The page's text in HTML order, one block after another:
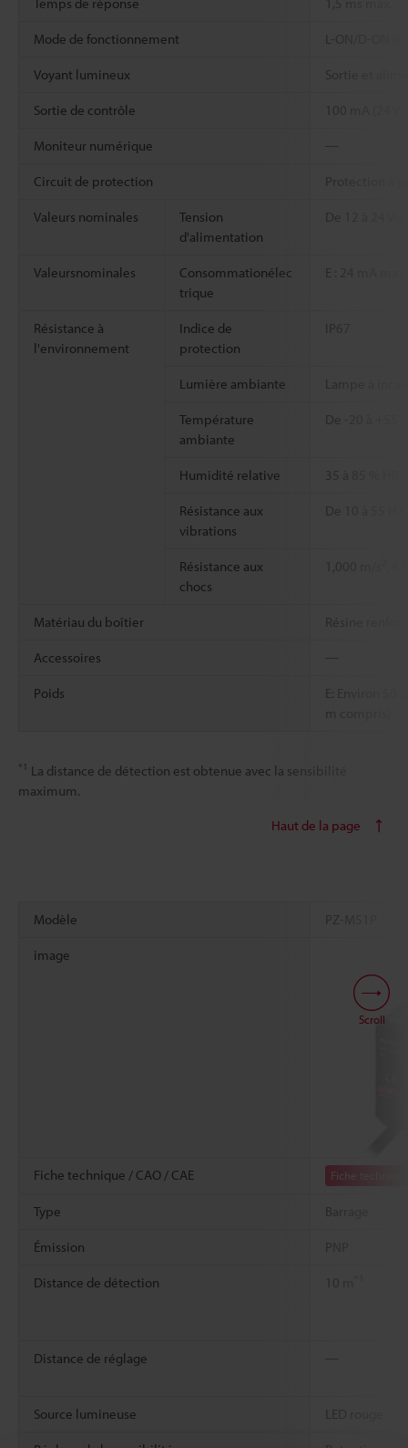
Mode de fonctionnement L-ON/D-ON
Voyant lumineux Sortie et
Sortie de contrôle
Moniteur numérique ―
Circuit de protection Protection à
Valeurs nominales
Tension
d'alimentation
De 12 à 24
Valeursnominales
Consommationélec
trique
E : 24 mA
Résistance à
l'environnement
Indice de
protection
IP67
Lumière ambiante Lampe à
Température
ambiante
De -20 à +55
Humidité relative 35 à 85 % HR
Résistance aux
vibrations
De 10 à 55
Résistance aux
chocs
Matériau du boîtier Résine
Accessoires ―
Poids
E: Environ 50
m compris)
*1 La distance de détection est obtenue avec la sensibilité
maximum.
Haut de la page
Modèle PZ-M51P
image
Fiche technique / CAO / CAE Fiche
Type Barrage
Émission PNP
Distance de détection
Distance de réglage ―
Source lumineuse LED rouge
Scroll